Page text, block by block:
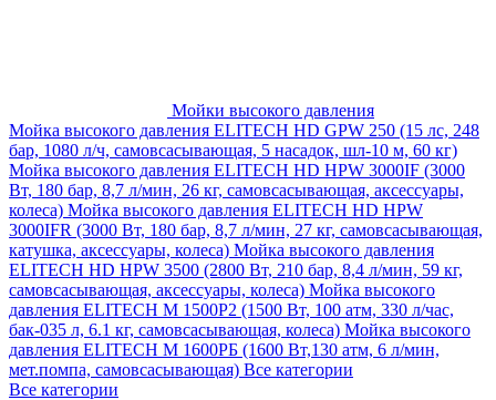
Мойки высокого давления
Мойка высокого давления ELITECH HD GPW 250 (15 лс, 248
бар, 1080 л/ч, самовсасывающая, 5 насадок, шл-10 м, 60 кг)
Мойка высокого давления ELITECH HD HPW 3000IF (3000
Вт, 180 бар, 8,7 л/мин, 26 кг, самовсасывающая, аксессуары,
колеса) Мойка высокого давления ELITECH HD HPW
3000IFR (3000 Вт, 180 бар, 8,7 л/мин, 27 кг, самовсасывающая,
катушка, аксессуары, колеса) Мойка высокого давления
ELITECH HD HPW 3500 (2800 Вт, 210 бар, 8,4 л/мин, 59 кг,
самовсасывающая, аксессуары, колеса) Мойка высокого
давления ELITECH M 1500P2 (1500 Вт, 100 атм, 330 л/час,
бак-035 л, 6.1 кг, самовсасывающая, колеса) Мойка высокого
давления ELITECH М 1600РБ (1600 Вт,130 атм, 6 л/мин,
мет.помпа, самовсасывающая) Все категории
Все категории